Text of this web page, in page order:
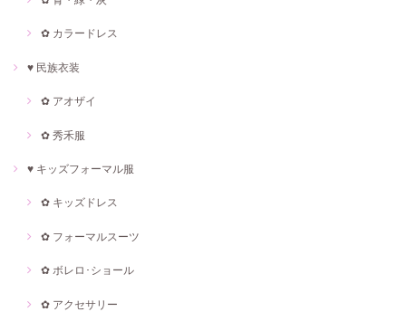
✿ カラードレス
♥ 民族衣装
✿ アオザイ
✿ 秀禾服
♥ キッズフォーマル服
✿ キッズドレス
✿ フォーマルスーツ
✿ ボレロ･ショール
✿ アクセサリー